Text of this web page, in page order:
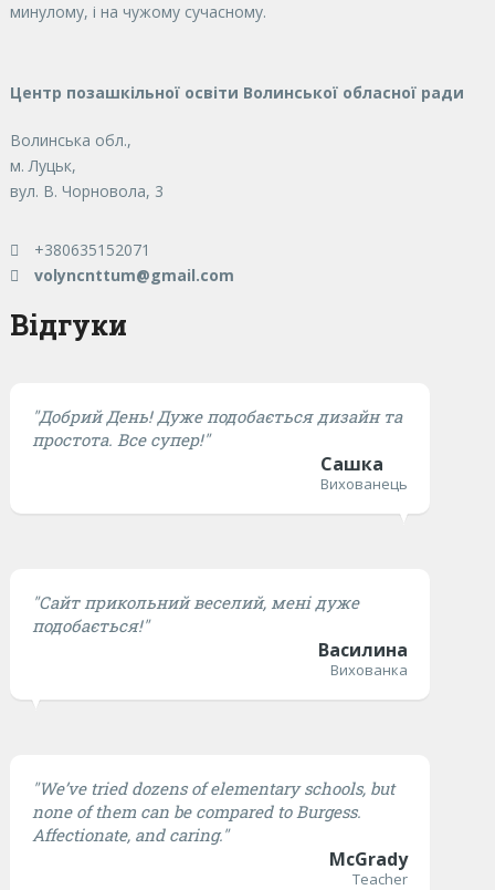
минулому, і на чужому сучасному.
Центр позашкільної освіти Волинської обласної ради
Волинська обл.,
м. Луцьк,
вул. В. Чорновола, 3
+380635152071
volyncnttum@gmail.com
Відгуки
"Добрий День! Дуже подобається дизайн та
простота. Все супер!"
Сашка
Вихованець
"Сайт прикольний веселий, мені дуже
подобається!"
Василина
Вихованка
"We’ve tried dozens of elementary schools, but
none of them can be compared to Burgess.
Affectionate, and caring."
McGrady
Teacher